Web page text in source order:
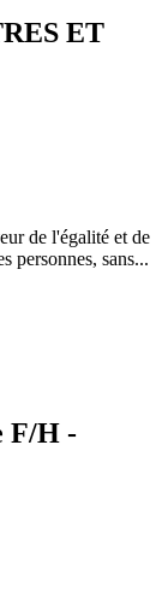
ET
de l'égalité et de
personnes, sans...
F/H -